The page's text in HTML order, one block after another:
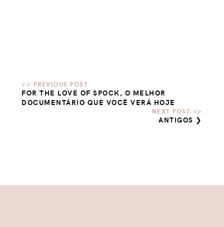
FOR THE LOVE OF SPOCK, O MELHOR
DOCUMENTÁRIO QUE VOCÊ VERÁ HOJE
ANTIGOS ❯